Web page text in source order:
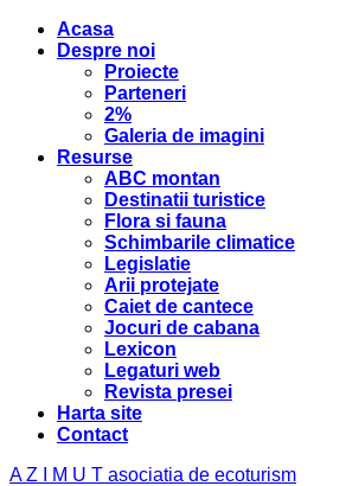
Acasa
Despre noi
Proiecte
Parteneri
2%
Galeria de imagini
Resurse
ABC montan
Destinatii turistice
Flora si fauna
Schimbarile climatice
Legislatie
Arii protejate
Caiet de cantece
Jocuri de cabana
Lexicon
Legaturi web
Revista presei
Harta site
Contact
A Z I M U T asociatia de ecoturism